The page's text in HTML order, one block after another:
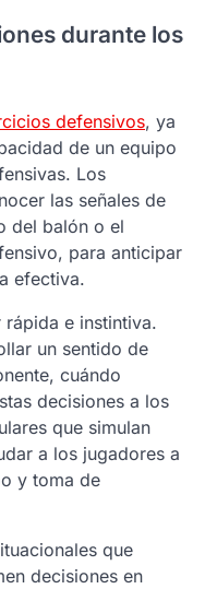
durante los
defensivos, ya
de un equipo
Los
las señales de
del balón o el
para anticipar
efectiva.
e instintiva.
un sentido de
cuándo
decisiones a los
que simulan
a los jugadores a
y toma de
que
decisiones en